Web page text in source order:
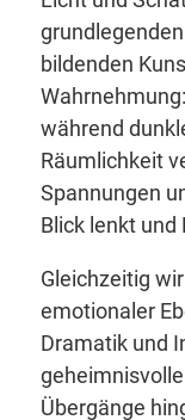
bildenden
während
Räumlichkeit
Spannungen
Blick lenkt und
Gleichzeitig
emotionaler
Dramatik und
Übergänge